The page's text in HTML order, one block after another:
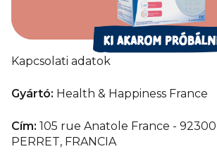
Kapcsolati adatok
Gyártó: Health & Happiness France
Cím: 105 rue Anatole France - 92300
PERRET, FRANCIA